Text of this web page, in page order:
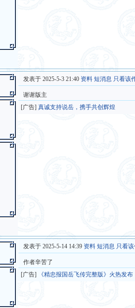
发表于 2025-5-3 21:40 资料 短消息 只看该
谢谢版主
[广告]真诚支持说岳，携手共创辉煌
发表于 2025-5-14 14:39 资料 短消息 只看
作者辛苦了
[广告]
《精忠报国岳飞传完整版》火热发布